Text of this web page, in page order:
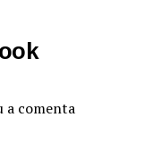
a comenta